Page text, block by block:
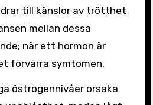
till känslor av trötthet
mellan dessa
när ett hormon är
förvärra symtomen.
östrogennivåer orsaka